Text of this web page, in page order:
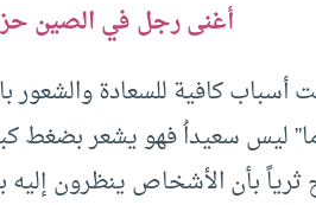
أغنى رجل في الصين
أسباب كافية للسعادة
ليس سعيداُ فهو يشعر بضغط
ثرياً بأن الأشخاص ينظرون إليه